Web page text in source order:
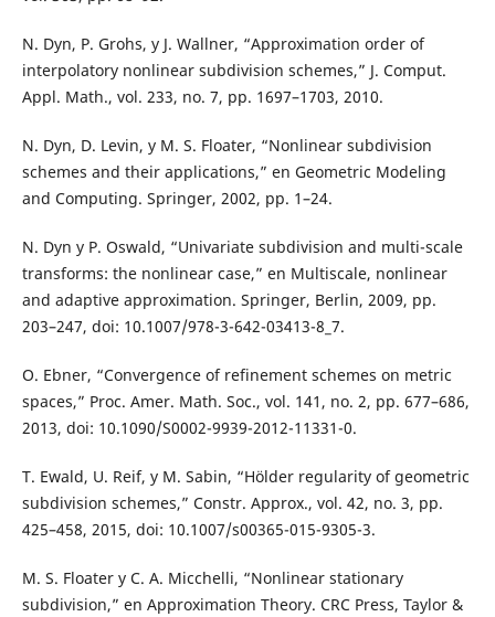
N. Dyn, P. Grohs, y J. Wallner, “Approximation order of
interpolatory nonlinear subdivision schemes,” J. Comput.
Appl. Math., vol. 233, no. 7, pp. 1697–1703, 2010.
N. Dyn, D. Levin, y M. S. Floater, “Nonlinear subdivision
schemes and their applications,” en Geometric Modeling
and Computing. Springer, 2002, pp. 1–24.
N. Dyn y P. Oswald, “Univariate subdivision and multi-scale
transforms: the nonlinear case,” en Multiscale, nonlinear
and adaptive approximation. Springer, Berlin, 2009, pp.
203–247, doi: 10.1007/978-3-642-03413-8_7.
O. Ebner, “Convergence of refinement schemes on metric
spaces,” Proc. Amer. Math. Soc., vol. 141, no. 2, pp. 677–686,
2013, doi: 10.1090/S0002-9939-2012-11331-0.
T. Ewald, U. Reif, y M. Sabin, “Hölder regularity of geometric
subdivision schemes,” Constr. Approx., vol. 42, no. 3, pp.
425–458, 2015, doi: 10.1007/s00365-015-9305-3.
M. S. Floater y C. A. Micchelli, “Nonlinear stationary
subdivision,” en Approximation Theory. CRC Press, Taylor &